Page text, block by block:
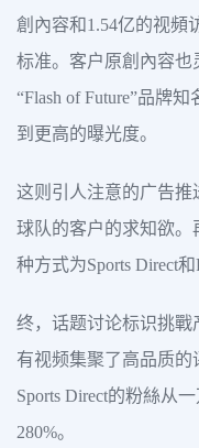
創內容和1.54亿的视頻
标准。客户原創內容也
“Flash of Future”品牌
到更高的曝光度。
这则引人注意的广告推
球队的客户的求知欲。
种方式为Sports Direct
终，话题讨论标识挑
有视频集聚了高品质的
Sports Direct的粉絲从
280%。